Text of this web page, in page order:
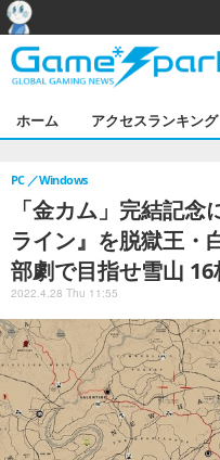
ホーム アクセスランキング
「金カム」完結記
ライン』を脱獄王・
部劇で目指せ雪山
PC Windows
2022.4.28 Thu 11:55